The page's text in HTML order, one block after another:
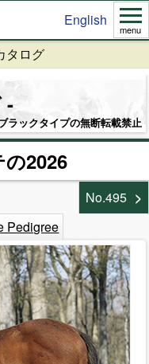
English
menu
タログ
ラックタイプの無断転載禁止
2026
No.495
Pedigree